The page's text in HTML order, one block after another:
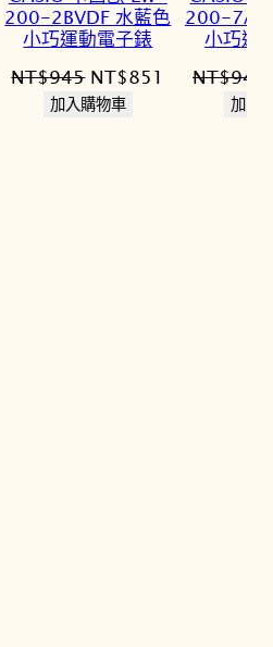
200-2BVDF 水藍色
小巧運動電子錶
NT$945 原
始
NT$851
加入購物車
200-
小巧運
NT$945
加入